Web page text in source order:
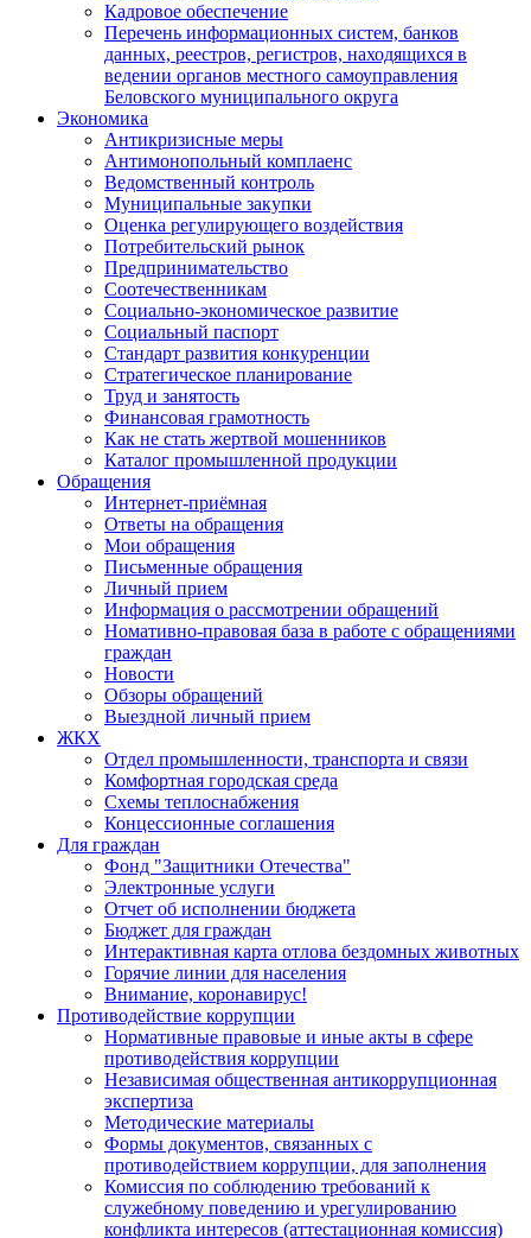
Кадровое обеспечение
Перечень информационных систем, банков
данных, реестров, регистров, находящихся в
ведении органов местного самоуправления
Беловского муниципального округа
Экономика
Антикризисные меры
Антимонопольный комплаенс
Ведомственный контроль
Муниципальные закупки
Оценка регулирующего воздействия
Потребительский рынок
Предпринимательство
Соотечественникам
Социально-экономическое развитие
Социальный паспорт
Стандарт развития конкуренции
Стратегическое планирование
Труд и занятость
Финансовая грамотность
Как не стать жертвой мошенников
Каталог промышленной продукции
Обращения
Интернет-приёмная
Ответы на обращения
Мои обращения
Письменные обращения
Личный прием
Информация о рассмотрении обращений
Номативно-правовая база в работе с обращениями
граждан
Новости
Обзоры обращений
Выездной личный прием
ЖКХ
Отдел промышленности, транспорта и связи
Комфортная городская среда
Схемы теплоснабжения
Концессионные соглашения
Для граждан
Фонд "Защитники Отечества"
Электронные услуги
Отчет об исполнении бюджета
Бюджет для граждан
Интерактивная карта отлова бездомных животных
Горячие линии для населения
Внимание, коронавирус!
Противодействие коррупции
Нормативные правовые и иные акты в сфере
противодействия коррупции
Независимая общественная антикоррупционная
экспертиза
Методические материалы
Формы документов, связанных с
противодействием коррупции, для заполнения
Комиссия по соблюдению требований к
служебному поведению и урегулированию
конфликта интересов (аттестационная комиссия)